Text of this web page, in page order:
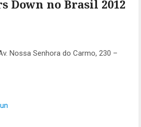
Down no Brasil 2012
Nossa Senhora do Carmo, 230 –